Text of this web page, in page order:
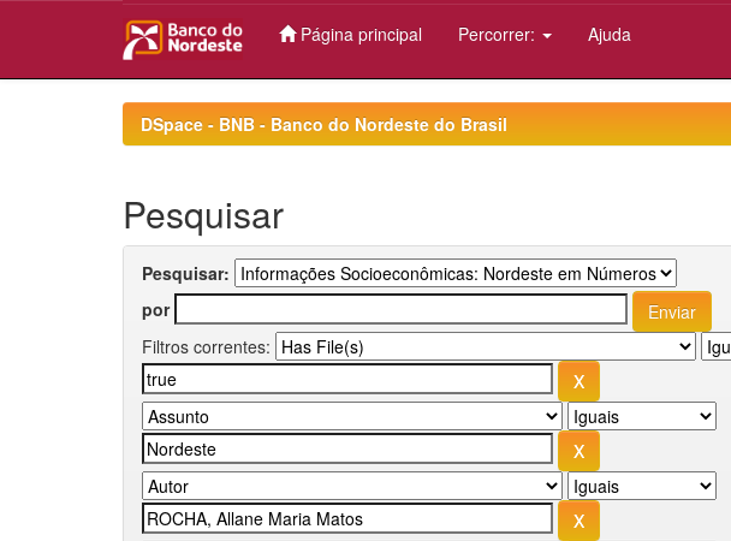
Página principal Percorrer: Ajuda
DSpace - BNB - Banco do Nordeste do Brasil
Pesquisar
Pesquisar:
por
Filtros correntes: